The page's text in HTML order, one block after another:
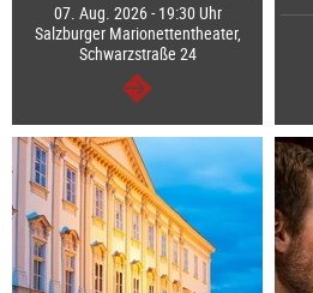
07. Aug. 2026 - 19:30 Uhr
Salzburger Marionettentheater,
Schwarzstraße 24
weiter